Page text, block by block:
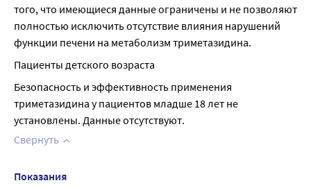
того, что имеющиеся данные ограничены и не позволяют
полностью исключить отсутствие влияния нарушений
функции печени на метаболизм триметазидина.
Пациенты детского возраста
Безопасность и эффективность применения
триметазидина у пациентов младше 18 лет не
установлены. Данные отсутствуют.
Свернуть
Показания